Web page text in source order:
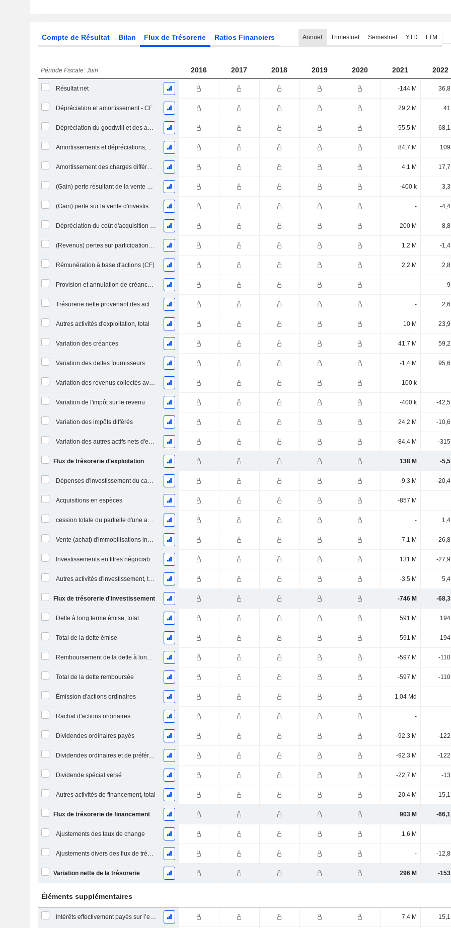
Compte de Résultat Bilan Flux de Trésorerie Ratios Financiers Annuel Trimestriel Semestriel YTD LTM
Période Fiscale: Juin 2016 2017 2018 2019 2020 2021 2022
Résultat net -144 M 36,8
Dépréciation et amortissement - CF 29,2 M 41
Dépréciation du goodwill et des actifs intangibles 55,5 M 68,1
Amortissements et dépréciations, Total 84,7 M 109
Amortissement des charges différées, Total - (CF) 4,1 M 17,7
(Gain) perte résultant de la vente d'un actif -400 k 3,3
(Gain) perte sur la vente d'investissements - (CF) - -4,4
Dépréciation du coût d'acquisition d'actifs et dépenses de restructuration 200 M 8,8
(Revenus) pertes sur participations - (CF) 1,2 M -1,4
Rémunération à base d'actions (CF) 2,2 M 2,8
Provision et annulation de créances irrécouvrables - 9
Trésorerie nette provenant des activités abandonnées - 2,6
Autres activités d'exploitation, total 10 M 23,9
Variation des créances 41,7 M 59,2
Variation des dettes fournisseurs -1,4 M 95,6
Variation des revenus collectés avant livraison -100 k
Variation de l'impôt sur le revenu -400 k -42,5
Variation des impôts différés 24,2 M -10,6
Variation des autres actifs nets d'exploitation -84,4 M -315
Flux de trésorerie d'exploitation 138 M -5,5
Dépenses d'investissement du capital (CAPEX) -9,3 M -20,4
Acquisitions en espèces -857 M
cession totale ou partielle d'une activité -
Vente (achat) d'immobilisations incorporelles -7,1 M -26,8
Investissements en titres négociables et en actions, total 131 M -27,9
Autres activités d'investissement, total -3,5 M 5,4
Flux de trésorerie d'investissement -746 M -68,3
Dette à long terme émise, total 591 M 194
Total de la dette émise 591 M 194
Remboursement de la dette à long terme, total -597 M -110
Total de la dette remboursée -597 M -110
Émission d'actions ordinaires 1,04 Md
Rachat d'actions ordinaires -
Dividendes ordinaires payés -92,3 M -122
Dividendes ordinaires et de préférence payés -92,3 M -122
Dividende spécial versé -22,7 M -13
Autres activités de financement, total -20,4 M -15,1
Flux de trésorerie de financement 903 M -66,1
Ajustements des taux de change 1,6 M
Ajustements divers des flux de trésorerie - -12,8
Variation nette de la trésorerie 296 M -153
Éléments supplémentaires
Intérêts effectivement payés sur l’exercice 7,4 M 15,1